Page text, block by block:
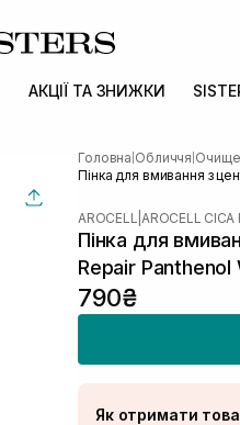
АКЦІЇ ТА ЗНИЖКИ
Головна Обличчя
Пінка для вмивання з
AROCELL |AROCELL CICA
Пінка для
Repair Panthenol
790₴
Як отримати